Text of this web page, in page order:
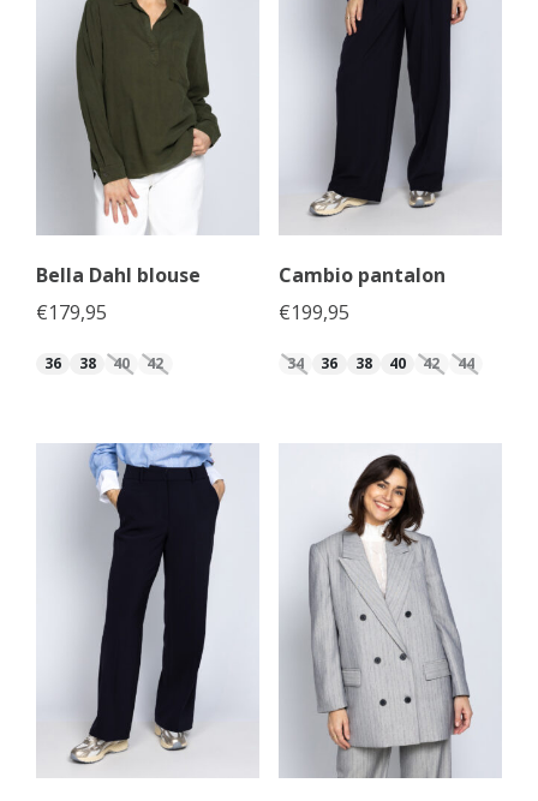
Bella Dahl blouse
€179,95
36 38 40 42
Cambio pantalon
€199,95
34 36 38 40 42 44